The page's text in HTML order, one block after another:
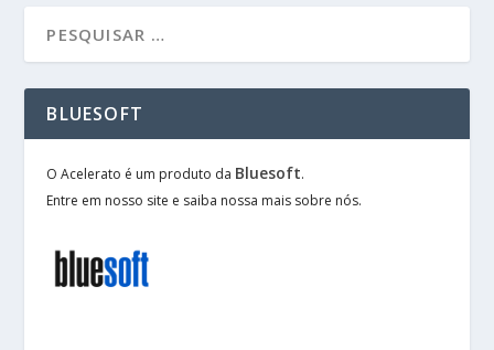
BLUESOFT
O Acelerato é um produto da Bluesoft.
Entre em nosso site e saiba nossa mais sobre nós.